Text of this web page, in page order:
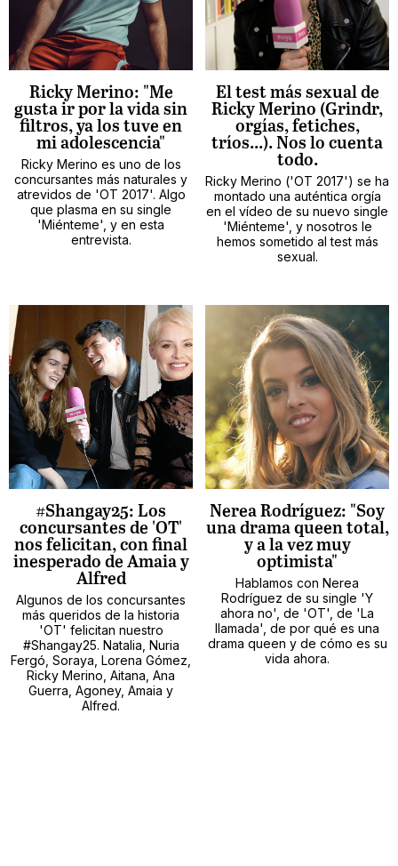
Ricky Merino: "Me
gusta ir por la vida sin
filtros, ya los tuve en
mi adolescencia"
Ricky Merino es uno de los
concursantes más naturales y
atrevidos de 'OT 2017'. Algo
que plasma en su single
'Miénteme', y en esta
entrevista.
El test más sexual de
Ricky Merino (Grindr,
orgías, fetiches,
tríos...). Nos lo cuenta
todo.
Ricky Merino ('OT 2017') se ha
montado una auténtica orgía
en el vídeo de su nuevo single
'Miénteme', y nosotros le
hemos sometido al test más
sexual.
#Shangay25: Los
concursantes de 'OT'
nos felicitan, con final
inesperado de Amaia y
Alfred
Algunos de los concursantes
más queridos de la historia
'OT' felicitan nuestro
#Shangay25. Natalia, Nuria
Fergó, Soraya, Lorena Gómez,
Ricky Merino, Aitana, Ana
Guerra, Agoney, Amaia y
Alfred.
Nerea Rodríguez: "Soy
una drama queen total,
y a la vez muy
optimista"
Hablamos con Nerea
Rodríguez de su single 'Y
ahora no', de 'OT', de 'La
llamada', de por qué es una
drama queen y de cómo es su
vida ahora.